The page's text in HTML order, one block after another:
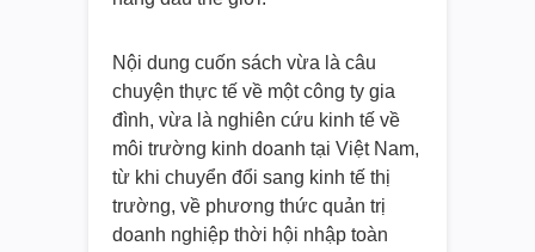
Nội dung cuốn sách vừa là câu
chuyện thực tế về một công ty gia
đình, vừa là nghiên cứu kinh tế về
môi trường kinh doanh tại Việt Nam,
từ khi chuyển đổi sang kinh tế thị
trường, về phương thức quản trị
doanh nghiệp thời hội nhập toàn